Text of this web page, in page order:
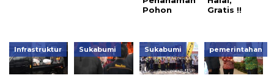
Pohon
Gratis !!
Infrastruktur Sukabumi Sukabumi pemerintahan